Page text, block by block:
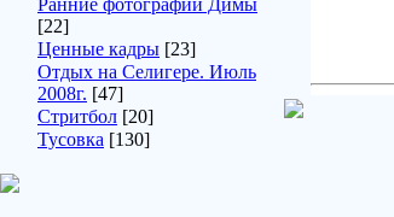
Ранние фотографии Димы
[22]
Ценные кадры [23]
Отдых на Селигере. Июль
2008г. [47]
Стритбол [20]
Тусовка [130]